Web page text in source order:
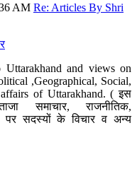
AM Re: Articles By Shri
and views on
,Geographical, Social,
of Uttarakhand. ( इस
समाचार, राजनीतिक,
पर सदस्यों के विचार व अन्य